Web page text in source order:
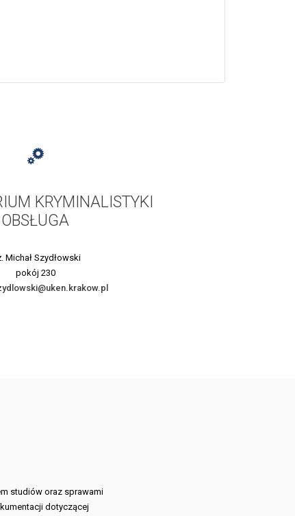
KRYMINALISTYKI
OBSŁUGA
Michał Szydłowski
pokój 230
studiów oraz sprawami
dotyczącej